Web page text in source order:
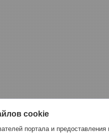
cookie
портала и предоставления